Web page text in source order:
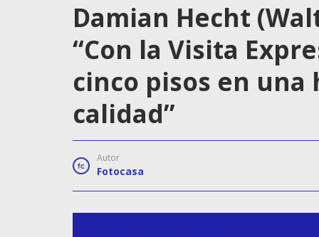
Damian Hecht
“Con la Visita
cinco pisos en una
calidad”
Autor
Fotocasa